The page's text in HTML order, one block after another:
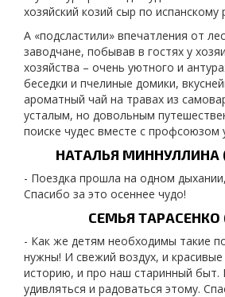
хозяйский козий сыр по испанскому
А «подсластили» впечатления от
заводчане, побывав в гостях у
хозяйства – очень уютного и
беседки и пчелиные домики,
ароматный чай на травах из
усталым, но довольным
поиске чудес вместе с профсоюзом
НАТАЛЬЯ МИННУЛЛИНА
- Поездка прошла на одном
Спасибо за это осеннее чудо!
СЕМЬЯ ТАРАСЕНКО
- Как же детям необходимы такие
нужны! И свежий воздух, и
историю, и про наш старинный быт.
удивляться и радоваться этому.